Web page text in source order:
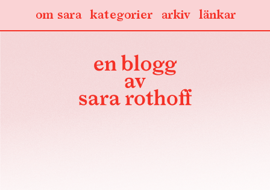
länkar
arkiv
kategorier
om sara